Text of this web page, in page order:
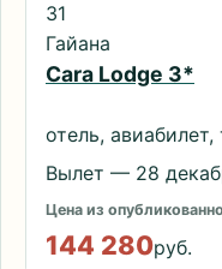
31
Гайана
Cara Lodge 3*
отель,
Вылет — 28
Цена из
144 280руб.